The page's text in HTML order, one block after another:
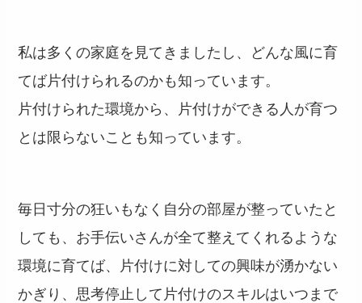
私は多くの家庭を見てきましたし、どんな風に育
てば片付けられるのかも知っています。
片付けられた環境から、片付けができる人が育つ
とは限らないことも知っています。
毎日寸分の狂いもなく自分の部屋が整っていたと
しても、お手伝いさんが全て整えてくれるような
環境に育てば、片付けに対しての興味が湧かない
かぎり、思考停止して片付けのスキルはいつまで